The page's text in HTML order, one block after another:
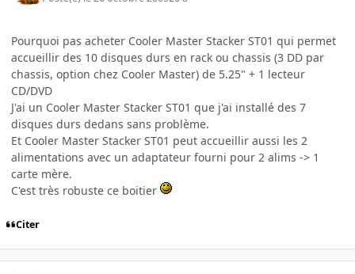
Pourquoi pas acheter Cooler Master Stacker ST01 qui permet
accueillir des 10 disques durs en rack ou chassis (3 DD par
chassis, option chez Cooler Master) de 5.25" + 1 lecteur
CD/DVD
J'ai un Cooler Master Stacker ST01 que j'ai installé des 7
disques durs dedans sans problème.
Et Cooler Master Stacker ST01 peut accueillir aussi les 2
alimentations avec un adaptateur fourni pour 2 alims -> 1
carte mère.
C'est très robuste ce boitier
Citer